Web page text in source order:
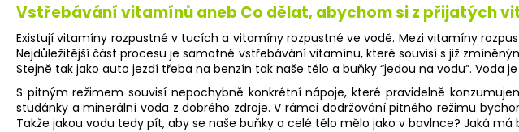
Vstřebávání vitamínů aneb Co dělat, abychom si z přijatých
Existují vitamíny rozpustné v tucích a vitamíny rozpustné ve vodě. Mezi vitamíny
Nejdůležitější část procesu je samotné vstřebávání vitamínu, které souvisí s již
Stejně tak jako auto jezdí třeba na benzín tak naše tělo a buňky “jedou na vodu”.
S pitným režimem souvisí nepochybně konkrétní nápoje, které pravidelně
studánky a minerální voda z dobrého zdroje. V rámci dodržování pitného režimu
Takže jakou vodu tedy pít, aby se naše buňky a celé tělo mělo jako v bavlnce? Jaká